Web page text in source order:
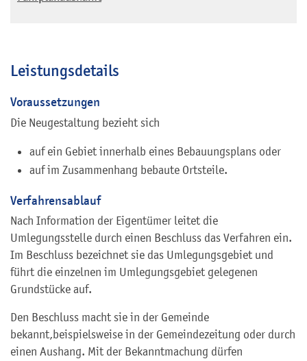
Leistungsdetails
Voraussetzungen
Die Neugestaltung bezieht sich
auf ein Gebiet innerhalb eines Bebauungsplans oder
auf im Zusammenhang bebaute Ortsteile.
Verfahrensablauf
Nach Information der Eigentümer leitet die
Umlegungsstelle durch einen Beschluss das Verfahren ein.
Im Beschluss bezeichnet sie das Umlegungsgebiet und
führt die einzelnen im Umlegungsgebiet gelegenen
Grundstücke auf.
Den Beschluss macht sie in der Gemeinde
bekannt,beispielsweise in der Gemeindezeitung oder durch
einen Aushang. Mit der Bekanntmachung dürfen